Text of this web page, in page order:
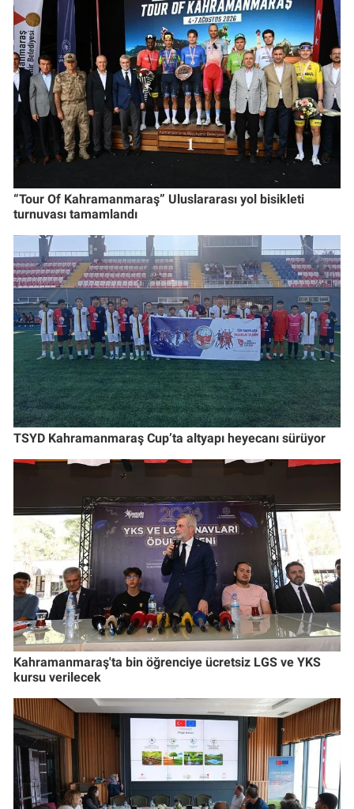
“Tour Of Kahramanmaraş” Uluslararası yol bisikleti
turnuvası tamamlandı
TSYD Kahramanmaraş Cup’ta altyapı heyecanı sürüyor
Kahramanmaraş'ta bin öğrenciye ücretsiz LGS ve YKS
kursu verilecek